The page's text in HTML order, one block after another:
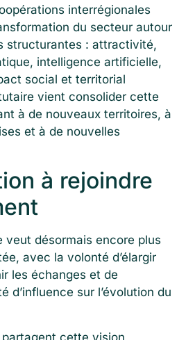
interrégionales
du secteur autour
structurantes : attractivité,
intelligence artificielle,
social et territorial
vient consolider cette
à de nouveaux territoires, à
et à de nouvelles
à rejoindre
veut désormais encore plus
avec la volonté d’élargir
les échanges et de
d’influence sur l’évolution du
cette vision,